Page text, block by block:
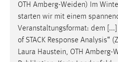
OTH Amberg-Weiden) Im
starten wir mit einem
Veranstaltungsformat: dem
of STACK Response Analysis“
Laura Haustein, OTH Amberg-
STATISTIK
Statistik Cookies erfassen
Diese Informationen helfen
unsere Besucher unsere